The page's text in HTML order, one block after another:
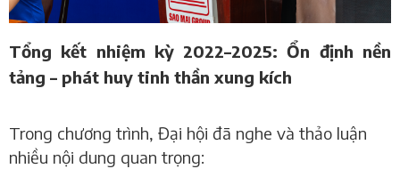
Tổng kết nhiệm kỳ 2022–2025: Ổn định nền
tảng – phát huy tinh thần xung kích
Trong chương trình, Đại hội đã nghe và thảo luận
nhiều nội dung quan trọng: